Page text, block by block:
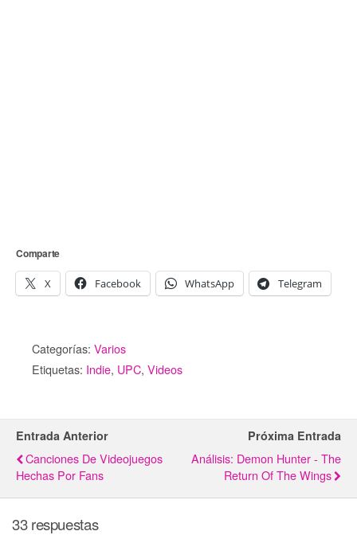
Comparte
X Facebook WhatsApp Telegram
Categorías: Varios
Etiquetas: Indie, UPC, Videos
Entrada Anterior
Canciones De Videojuegos
Hechas Por Fans
Próxima Entrada
Análisis: Demon Hunter - The
Return Of The Wings
33 respuestas